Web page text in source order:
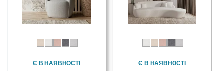
Є В НАЯВНОСТІ Є В НАЯВНОСТІ